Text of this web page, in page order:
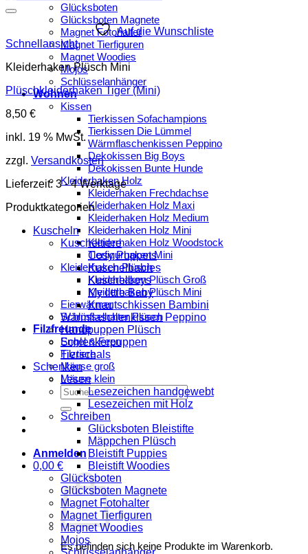
Glücksboten
Glücksboten Magnete
Magnet Fotohalter
Magnet Tierfiguren
Magnet Woodies
Mojos
Schlüsselanhänger
Wohnen
Kissen
Tierkissen Sofachampions
Tierkissen Die Lümmel
Wärmflaschenkissen Peppino
Dekokissen Big Boys
Dekokissen Bunte Hunde
Kleiderhaken Holz
Kleiderhaken Frechdachse
Kleiderhaken Holz Maxi
Kleiderhaken Holz Medium
Kleiderhaken Holz Mini
Kleiderhaken Holz Woodstock
Tierfigurhaken Mini
Kleiderhaken Plüsch
Kleiderhaken Plüsch Groß
Kleiderhaken Plüsch Mini
Eierwärmer
Schlüsselhalter Plüsch
Filzfreunde
Engel & Feen
Filztiere
Mäuse groß
Mäuse klein
Suchen
nach:
Anmelden
0,00 €
Es befinden sich keine Produkte im Warenkorb.
Auf die Wunschliste
Schnellansicht
Kleiderhaken Plüsch Mini
Plüschkleiderhaken Tiger (Mini)
8,50 €
inkl. 19 % MwSt.
zzgl. Versandkosten
Lieferzeit:3 - 4 Werktage
Produktkategorien
Kuscheln
Kuscheltiere
Cosy Puppets
Kuschelbabies
Kuschelboys
My little Baby
Knautschkissen Bambini
Wärmflaschenkissen Peppino
Handpuppen Plüsch
Schlenkerpuppen
Tierschals
Schenken
Lesen
Lesezeichen handgewebt
Lesezeichen mit Holz
Schreiben
Glücksboten Bleistifte
Mäppchen Plüsch
Bleistift Puppies
Bleistift Woodies
Glücksboten
Glücksboten Magnete
Magnet Fotohalter
Magnet Tierfiguren
Magnet Woodies
Mojos